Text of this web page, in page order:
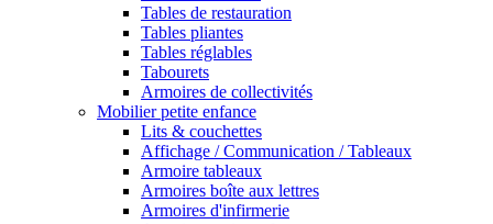
Tables de restauration
Tables pliantes
Tables réglables
Tabourets
Armoires de collectivités
Mobilier petite enfance
Lits & couchettes
Affichage / Communication / Tableaux
Armoire tableaux
Armoires boîte aux lettres
Armoires d'infirmerie